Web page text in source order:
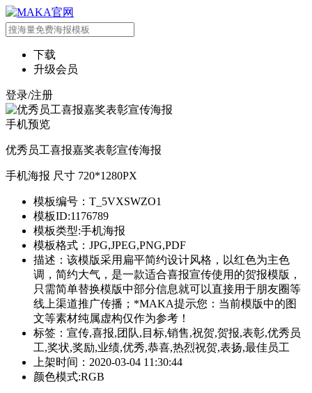
下载
升级会员
登录/注册
手机预览
优秀员工喜报嘉奖表彰宣传海报
手机海报 尺寸 720*1280PX
模板编号：T_5VXSWZO1
模板ID:1176789
模板类型:手机海报
模板格式：JPG,JPEG,PNG,PDF
描述：该模版采用扁平简约设计风格，以红色为主色
调，简约大气，是一款适合喜报宣传使用的贺报模版，
只需简单替换模版中部分信息就可以直接用于朋友圈等
线上渠道推广传播；*MAKA提示您：当前模版中的图
文等素材纯属虚构仅作为参考！
标签：宣传,喜报,团队,目标,销售,祝贺,贺报,表彰,优秀员
工,奖状,奖励,业绩,优秀,恭喜,热烈祝贺,表扬,最佳员工
上架时间：2020-03-04 11:30:44
颜色模式:RGB